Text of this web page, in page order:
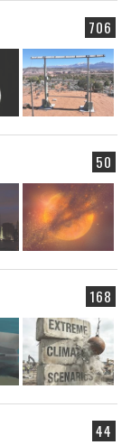
706
50
168
44